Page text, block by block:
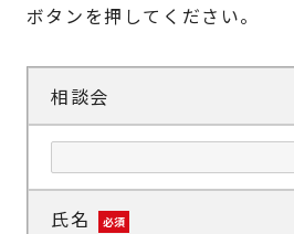
ボタンを押してください。
相談会
氏名 必須